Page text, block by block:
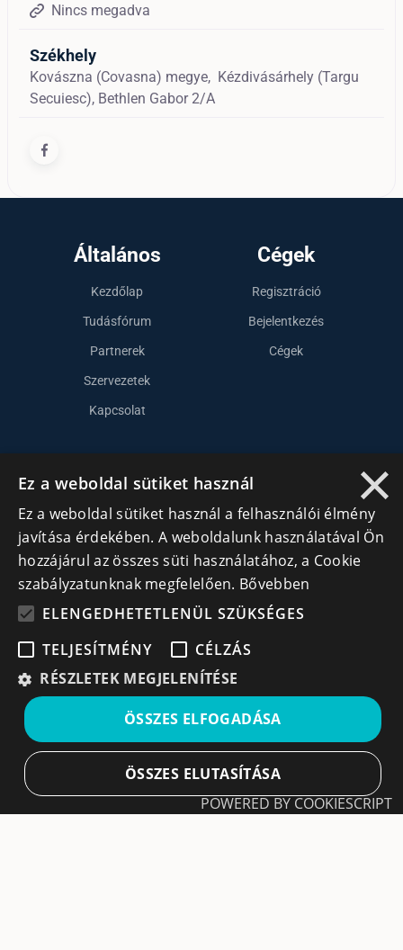
Nincs megadva
Székhely
Kovászna (Covasna) megye, Kézdivásárhely (Targu
Secuiesc), Bethlen Gabor 2/A
Általános
Kezdőlap
Tudásfórum
Partnerek
Szervezetek
Kapcsolat
Cégek
Regisztráció
Bejelentkezés
Cégek
Lépj kapcsolatba velünk
info@cegek.ro
+40 740 856 970
Iratkozz fel hírlevelünkre!
Ne hagyd ki a lehetőséget, hogy naprakész maradj a
legfontosabb üzleti információkkal! A feliratkozás
egyszerű és gyors illetve bármikor leiratkozhatsz, ha úgy
×
Ez a weboldal sütiket használ
Ez a weboldal sütiket használ a felhasználói élmény
javítása érdekében. A weboldalunk használatával Ön
hozzájárul az összes süti használatához, a Cookie
szabályzatunknak megfelelően. Bővebben
ELENGEDHETETLENÜL SZÜKSÉGES
TELJESÍTMÉNY
CÉLZÁS
RÉSZLETEK MEGJELENÍTÉSE
ÖSSZES ELFOGADÁSA
ÖSSZES ELUTASÍTÁSA
POWERED BY COOKIESCRIPT